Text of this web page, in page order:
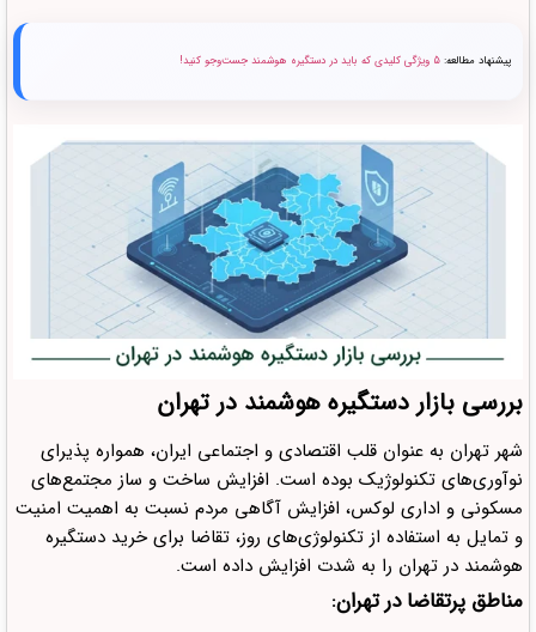
پیشنهاد مطالعه: 5 ویژگی کلیدی که باید در دستگیره هوشمند جست‌وجو کنید!
بررسی بازار دستگیره هوشمند در تهران
شهر تهران به عنوان قلب اقتصادی و اجتماعی ایران، همواره پذیرای
نوآوری‌های تکنولوژیک بوده است. افزایش ساخت و ساز مجتمع‌های
مسکونی و اداری لوکس، افزایش آگاهی مردم نسبت به اهمیت امنیت
و تمایل به استفاده از تکنولوژی‌های روز، تقاضا برای خرید دستگیره
هوشمند در تهران را به شدت افزایش داده است.
مناطق پرتقاضا در تهران: